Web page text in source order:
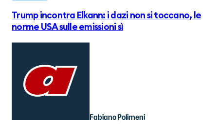
Trump incontra Elkann: i dazi non si toccano, le
norme USA sulle emissioni sì
Fabiano Polimeni